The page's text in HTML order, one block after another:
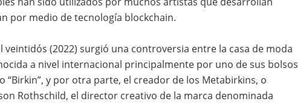
por medio de tecnología blockchain.
veintidós (2022) surgió una controversia entre la casa de moda
a nivel internacional principalmente por uno de sus bolsos
“Birkin”, y por otra parte, el creador de los Metabirkins, o
Rothschild, el director creativo de la marca denominada